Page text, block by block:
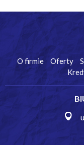
O firmie Oferty